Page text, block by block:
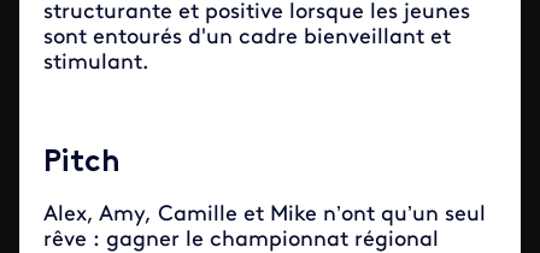
structurante et positive lorsque les jeunes
sont entourés d'un cadre bienveillant et
stimulant.
Pitch
Alex, Amy, Camille et Mike n’ont qu’un seul
rêve : gagner le championnat régional